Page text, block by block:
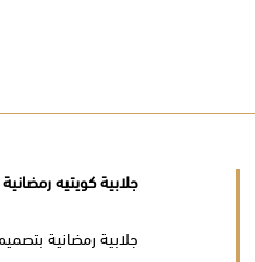
جلابية كويتيه
جلابية رمضانية